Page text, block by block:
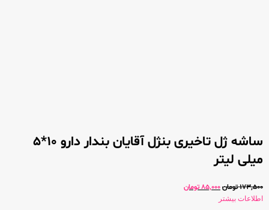
ساشه ژل تاخیری بنژل آقایان بندار دارو 10*5
میلی لیتر
173,500تومان85,000تومان
اطلاعات بیشتر